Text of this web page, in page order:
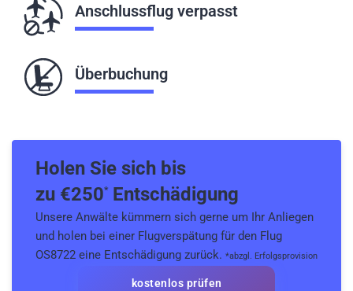
Anschlussflug verpasst
Überbuchung
Holen Sie sich bis
zu €250*Entschädigung
Unsere Anwälte kümmern sich gerne um Ihr Anliegen
und holen bei einer Flugverspätung für den Flug
OS8722 eine Entschädigung zurück. *abzgl. Erfolgsprovision
kostenlos prüfen